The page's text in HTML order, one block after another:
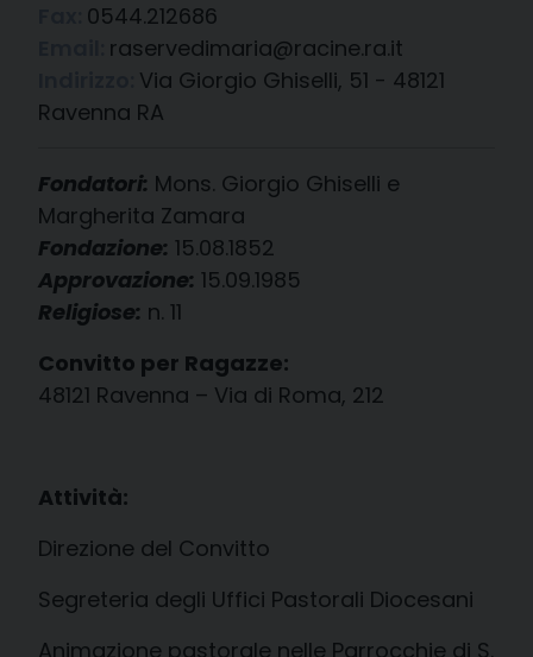
0544.212686
raservedimaria@racine.ra.it
Via Giorgio Ghiselli, 51 - 48121
Ravenna RA
Fondatori: Mons. Giorgio Ghiselli e
Margherita Zamara
Fondazione: 15.08.1852
Approvazione: 15.09.1985
Religiose: n. 11
Convitto per Ragazze:
48121 Ravenna – Via di Roma, 212
Attività:
Direzione del Convitto
Segreteria degli Uffici Pastorali Diocesani
Animazione pastorale nelle Parrocchie di S.